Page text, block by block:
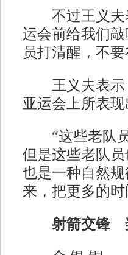
不过王义夫
运会前给我们
员打清醒，不
王义夫表示
亚运会上所表
“这些老队员
但是这些老队
也是一种自然
来，把更多的
射箭交锋